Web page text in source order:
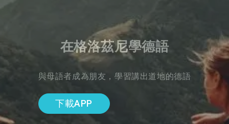
在格洛茲尼學德語
與母語者成為朋友，學習講出道地的德語
下載APP